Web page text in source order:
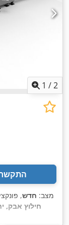
1 /2
מצב: חדש,
חילוץ אבק,